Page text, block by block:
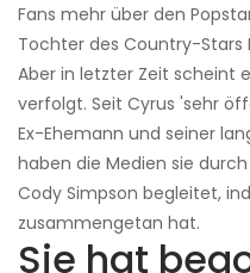
Fans mehr über den
Tochter des Country-Stars
Aber in letzter Zeit scheint
verfolgt. Seit Cyrus 'sehr
Ex-Ehemann und seiner
haben die Medien sie
Cody Simpson begleitet,
zusammengetan hat.
Sie hat